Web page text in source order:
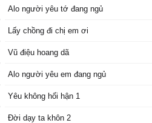
Alo người yêu tớ đang ngủ
Lấy chồng đi chị em ơi
Vũ điệu hoang dã
Alo người yêu em đang ngủ
Yêu không hối hận 1
Đời dạy ta khôn 2